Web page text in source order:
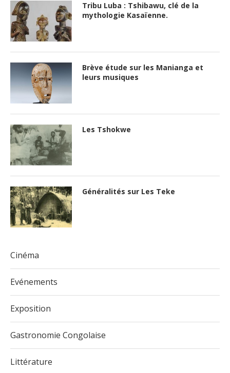
Tribu Luba : Tshibawu, clé de la
mythologie Kasaïenne.
Brève étude sur les Manianga et
leurs musiques
Les Tshokwe
Généralités sur Les Teke
Cinéma
Evénements
Exposition
Gastronomie Congolaise
Littérature